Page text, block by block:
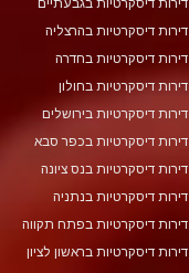
דירות דיסקרטיות בהרצליה
דירות דיסקרטיות בחדרה
דירות דיסקרטיות בחולון
דירות דיסקרטיות בירושלים
דירות דיסקרטיות בכפר סבא
דירות דיסקרטיות בנס ציונה
דירות דיסקרטיות בנתניה
דירות דיסקרטיות בפתח תקווה
דירות דיסקרטיות בראשון לציון